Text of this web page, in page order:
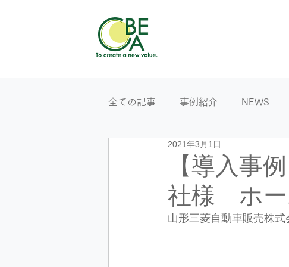
全ての記事 事例紹介 NEWS
【導入事
社様 ホー
2021年3月1日
山形三菱自動車販売株式